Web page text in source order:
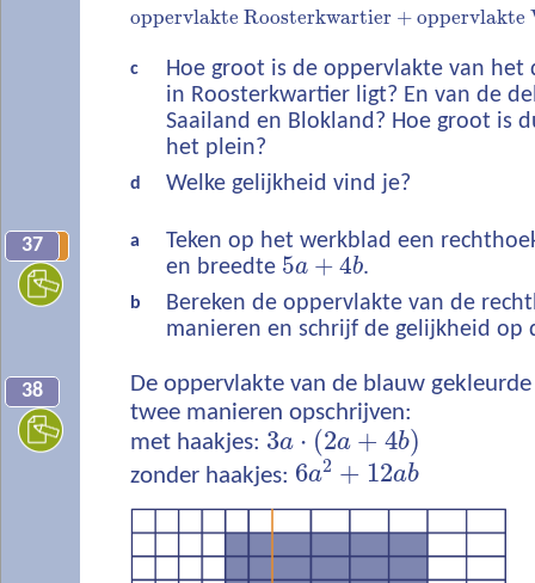
oppervlakte Roosterkwartier +oppervlakte
c
Hoe groot is de oppervlakte van
in Roosterkwartier ligt? En van de
Saailand en Blokland? Hoe groot is
het plein?
d Welke gelijkheid vind je?
37
10 a
Teken op het werkblad een
en breedte 5a + 4b.
b
Bereken de oppervlakte van de
manieren en schrijf de gelijkheid op
38
De oppervlakte van de blauw
twee manieren opschrijven:
met haakjes: 3a ⋅ (2a + 4b)
zonder haakjes: 6a2 + 12ab